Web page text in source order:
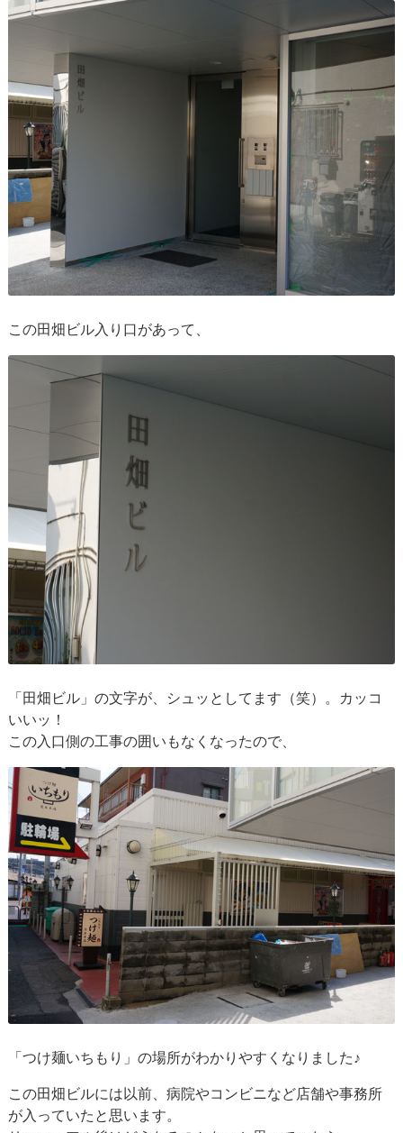
この田畑ビル入り口があって、
「田畑ビル」の文字が、シュッとしてます（笑）。カッコ
いいッ！
この入口側の工事の囲いもなくなったので、
「つけ麺いちもり」の場所がわかりやすくなりました♪
この田畑ビルには以前、病院やコンビニなど店舗や事務所
が入っていたと思います。